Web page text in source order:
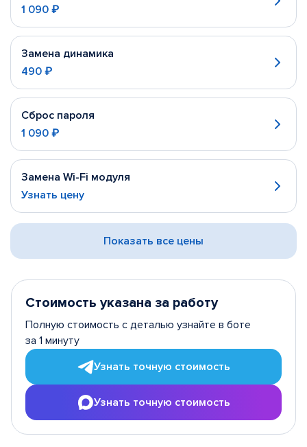
1 090 ₽
Замена динамика
490 ₽
Сброс пароля
1 090 ₽
Замена Wi-Fi модуля
Узнать цену
Показать все цены
Стоимость указана за работу
Полную стоимость с деталью узнайте в боте
за 1 минуту
Узнать точную стоимость
Узнать точную стоимость